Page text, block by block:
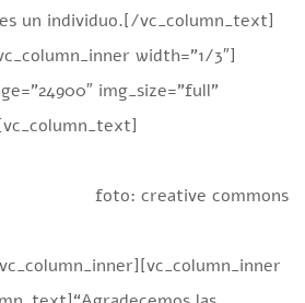
un individuo.[/vc_column_text]
width=”1/3″]
img_size=”full”
foto: creative commons